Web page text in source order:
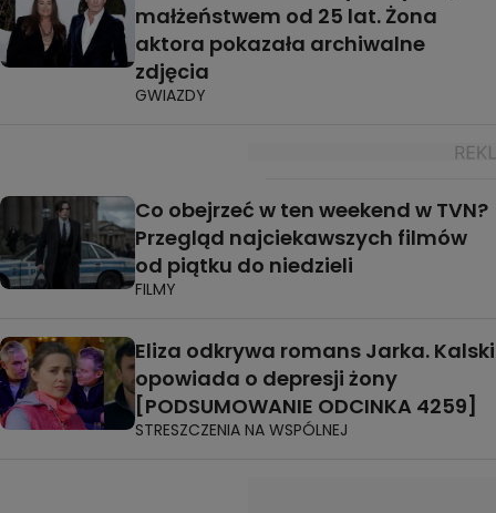
małżeństwem od 25 lat. Żona
aktora pokazała archiwalne
zdjęcia
GWIAZDY
Co obejrzeć w ten weekend w TVN?
Przegląd najciekawszych filmów
od piątku do niedzieli
FILMY
Eliza odkrywa romans Jarka. Kalski
opowiada o depresji żony
[PODSUMOWANIE ODCINKA 4259]
STRESZCZENIA NA WSPÓLNEJ